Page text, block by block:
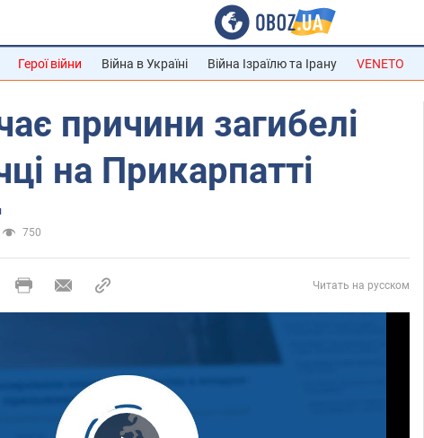
Герої війни Війна в Україні Війна Ізраїлю та Ірану VENETO
причини загибелі
на Прикарпатті
750
Читать на русском